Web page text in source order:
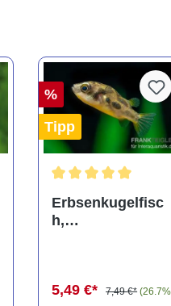
%
Tipp
Erbsenkugelfisc
h,
5,49 €*
7,49 €* (26.7%